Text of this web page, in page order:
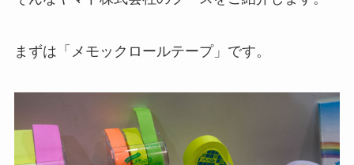
まずは「メモックロールテープ」です。